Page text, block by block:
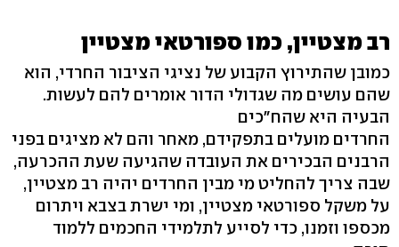
רב מצטיין, כמו ספורטאי מצטיין
כמובן שהתירוץ הקבוע של נציגי הציבור החרדי, הוא
שהם עושים מה שגדולי הדור אומרים להם לעשות.
הבעיה היא שהח"כים
החרדים מועלים בתפקידם, מאחר והם לא מציגים בפני
הרבנים הבכירים את העובדה שהגיעה שעת ההכרעה,
שבה צריך להחליט מי מבין החרדים יהיה רב מצטיין,
על משקל ספורטאי מצטיין, ומי ישרת בצבא ויתרום
מכספו וזמנו, כדי לסייע לתלמידי החכמים ללמוד